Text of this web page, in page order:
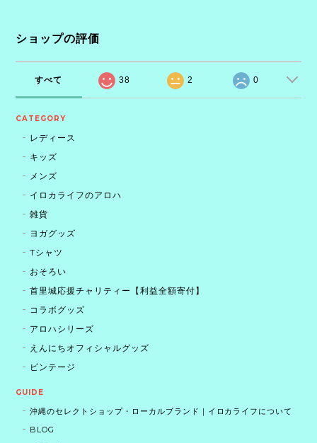
ショップの評価
すべて 38 2 0
CATEGORY
レディース
キッズ
メンズ
イロカライフのアロハ
雑貨
ヨガグッズ
Tシャツ
おそろい
首里城応援チャリティー【利益全額寄付】
コラボグッズ
アロハシリーズ
えんにちオフィシャルグッズ
ビンテージ
GUIDE
沖縄のセレクトショップ・ローカルブランド｜イロカライフについて
BLOG